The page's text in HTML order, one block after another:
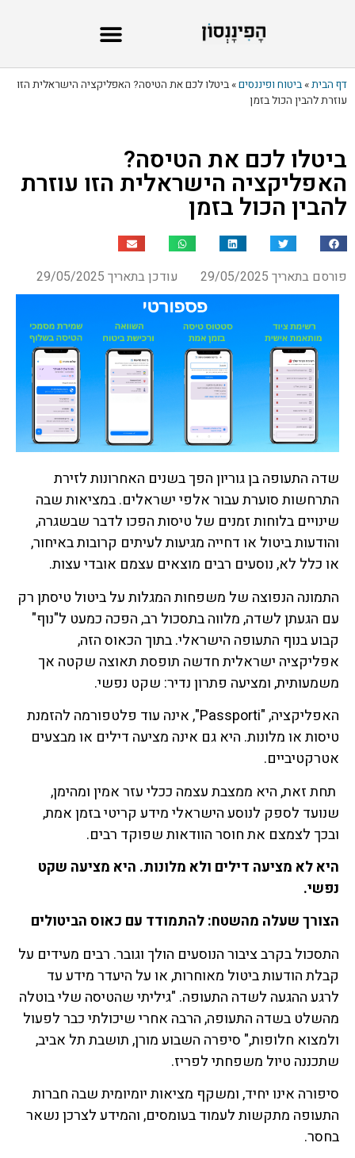
דף הבית»ביטוח ופיננסים»ביטלו לכם את הטיסה? האפליקציה הישראלית הזו
עוזרת להבין הכול בזמן
ביטלו לכם את הטיסה?
האפליקציה הישראלית הזו עוזרת
להבין הכול בזמן
פורסם בתאריך 29/05/2025 עודכן בתאריך 29/05/2025
שדה התעופה בן גוריון הפך בשנים האחרונות לזירת
התרחשות סוערת עבור אלפי ישראלים. במציאות שבה
שינויים בלוחות זמנים של טיסות הפכו לדבר שבשגרה,
והודעות ביטול או דחייה מגיעות לעיתים קרובות באיחור,
או כלל לא, נוסעים רבים מוצאים עצמם אובדי עצות.
התמונה הנפוצה של משפחות המגלות על ביטול טיסתן רק
עם הגעתן לשדה, מלווה בתסכול רב, הפכה כמעט ל"נוף"
קבוע בנוף התעופה הישראלי. בתוך הכאוס הזה,
אפליקציה ישראלית חדשה תופסת תאוצה שקטה אך
משמעותית, ומציעה פתרון נדיר: שקט נפשי.
האפליקציה, "Passporti", אינה עוד פלטפורמה להזמנת
טיסות או מלונות. היא גם אינה מציעה דילים או מבצעים
אטרקטיביים.
תחת זאת, היא ממצבת עצמה ככלי עזר אמין ומהימן,
שנועד לספק לנוסע הישראלי מידע קריטי בזמן אמת,
ובכך לצמצם את חוסר הוודאות שפוקד רבים.
היא לא מציעה דילים ולא מלונות. היא מציעה שקט
נפשי.
הצורך שעלה מהשטח: להתמודד עם כאוס הביטולים
התסכול בקרב ציבור הנוסעים הולך וגובר. רבים מעידים על
קבלת הודעות ביטול מאוחרות, או על היעדר מידע עד
לרגע ההגעה לשדה התעופה. "גיליתי שהטיסה שלי בוטלה
מהשלט בשדה התעופה, הרבה אחרי שיכולתי כבר לפעול
ולמצוא חלופות," סיפרה השבוע מורן, תושבת תל אביב,
שתכננה טיול משפחתי לפריז.
סיפורה אינו יחיד, ומשקף מציאות יומיומית שבה חברות
התעופה מתקשות לעמוד בעומסים, והמידע לצרכן נשאר
בחסר.